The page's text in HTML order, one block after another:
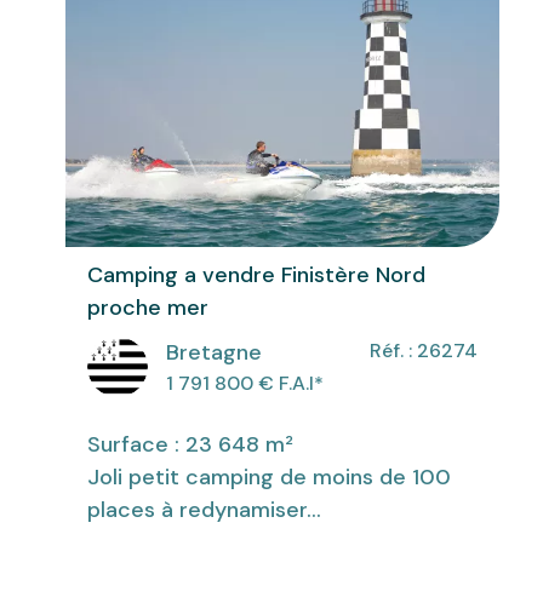
Camping a vendre Finistère Nord
proche mer
Réf. : 26274
Bretagne
1 791 800€ F.A.I*
Surface : 23 648 m²
Joli petit camping de moins de 100
places à redynamiser...